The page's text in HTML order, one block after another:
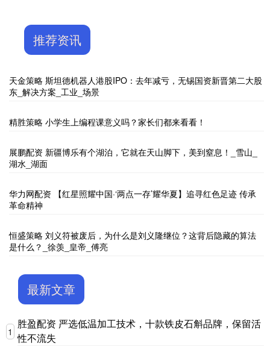
推荐资讯
天金策略 斯坦德机器人港股IPO：去年减亏，无锡国资新晋第二大股
东_解决方案_工业_场景
精胜策略 小学生上编程课意义吗？家长们都来看看！
展鹏配资 新疆博乐有个湖泊，它就在天山脚下，美到窒息！_雪山_
湖水_湖面
华力网配资 【红星照耀中国·‘两点一存’耀华夏】追寻红色足迹 传承
革命精神
恒盛策略 刘义符被废后，为什么是刘义隆继位？这背后隐藏的算法
是什么？_徐羡_皇帝_傅亮
最新文章
1
胜盈配资 严选低温加工技术，十款铁皮石斛品牌，保留活
性不流失